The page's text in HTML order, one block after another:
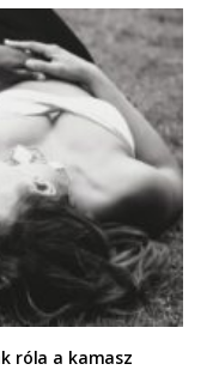
róla a kamasz